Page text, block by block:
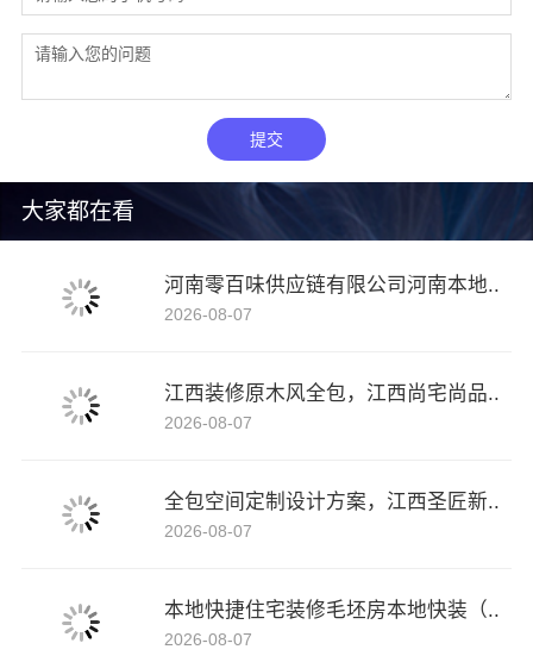
大家都在看
河南零百味供应链有限公司河南本地..
2026-08-07
江西装修原木风全包，江西尚宅尚品..
2026-08-07
全包空间定制设计方案，江西圣匠新..
2026-08-07
本地快捷住宅装修毛坯房本地快装（..
2026-08-07
提交